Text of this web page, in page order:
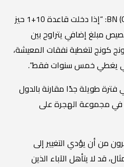
وأضاف مقدم طلب تأشيرة BN (O): “إذا دخلت قاعدة 10+1 حيز
مبلغ إضافي يتراوح بين
دولار هونج كونج لتغطية نفقات المعيشة،
يغطي خمس سنوات فقط”.
10 سنوات هي فترة طويلة جدًا مقارنة بالدول
في مجموعة الهجرة على
من أن يؤدي التغيير إلى
قد لا يتأهل الآباء الذين